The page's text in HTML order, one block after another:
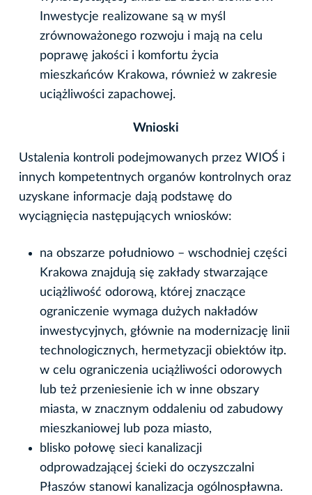
Inwestycje realizowane są w myśl
zrównoważonego rozwoju i mają na celu
poprawę jakości i komfortu życia
mieszkańców Krakowa, również w zakresie
uciążliwości zapachowej.
Wnioski
Ustalenia kontroli podejmowanych przez WIOŚ i
innych kompetentnych organów kontrolnych oraz
uzyskane informacje dają podstawę do
wyciągnięcia następujących wniosków:
na obszarze południowo – wschodniej części
Krakowa znajdują się zakłady stwarzające
uciążliwość odorową, której znaczące
ograniczenie wymaga dużych nakładów
inwestycyjnych, głównie na modernizację linii
technologicznych, hermetyzacji obiektów itp.
w celu ograniczenia uciążliwości odorowych
lub też przeniesienie ich w inne obszary
miasta, w znacznym oddaleniu od zabudowy
mieszkaniowej lub poza miasto,
blisko połowę sieci kanalizacji
odprowadzającej ścieki do oczyszczalni
Płaszów stanowi kanalizacja ogólnospławna.